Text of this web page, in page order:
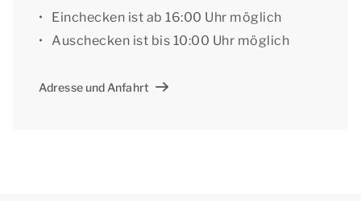
[i]Die Unterkünfte können anders eingeteilt und
dienen als Beispiele.[/i]
Einchecken ist ab 16:00 Uhr möglich
Auschecken ist bis 10:00 Uhr möglich
Adresse und Anfahrt